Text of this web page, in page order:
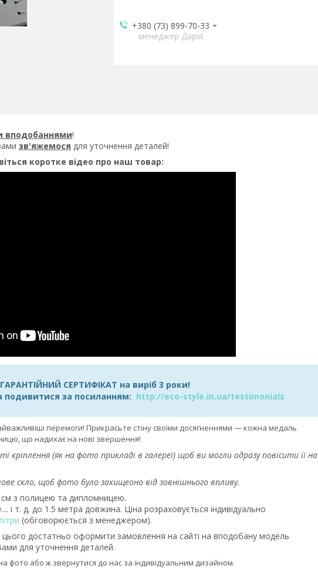
+380 (73) 899-70-33
менеджер Дарія
вподобаннями!
зв'яжемося для уточнення деталей!
коротке відео про наш товар:
СЕРТИФІКАТ на виріб 3 роки!
подивитися за посиланням: http://eco-style.in.ua/testimonials
перемоги! Прикрасьте стіну своїми досягненнями — кожна медаль
що надихає на нові звершення!
кріплення (як на фото прикладі в галереї) щоб ви могли одразу повісити її на
скло, щоб фото було захищеоно від зовнішнього впливу.
см з полицею та дипломницею.
і т. д. до 1.5 метра довжина. Ціна розраховується індивідуально
(обговорюється з менеджером).
достатньо оформити замовлення на сайті на вподобану модель
для уточнення деталей.
фото або ж звернутися до нас за індивідуальним дизайном.